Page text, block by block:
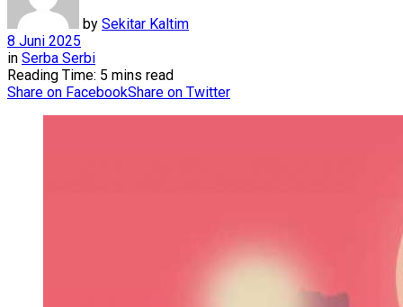
by Sekitar Kaltim
8 Juni 2025
in Serba Serbi
Reading Time: 5 mins read
Share on FacebookShare on Twitter